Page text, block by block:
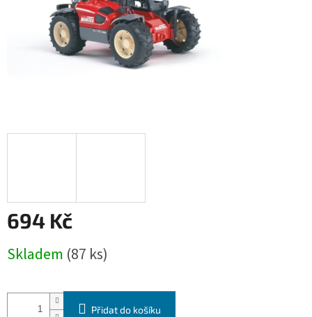
694 Kč
cena:
Skladem (87 ks)
Přidat do košíku